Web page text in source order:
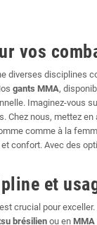
vos
diverses disciplines
gants MMA,
Imaginez-vous
nous, mettez
comme à la
confort. Avec des
et
est crucial pour exceller.
brésilienou en MMA